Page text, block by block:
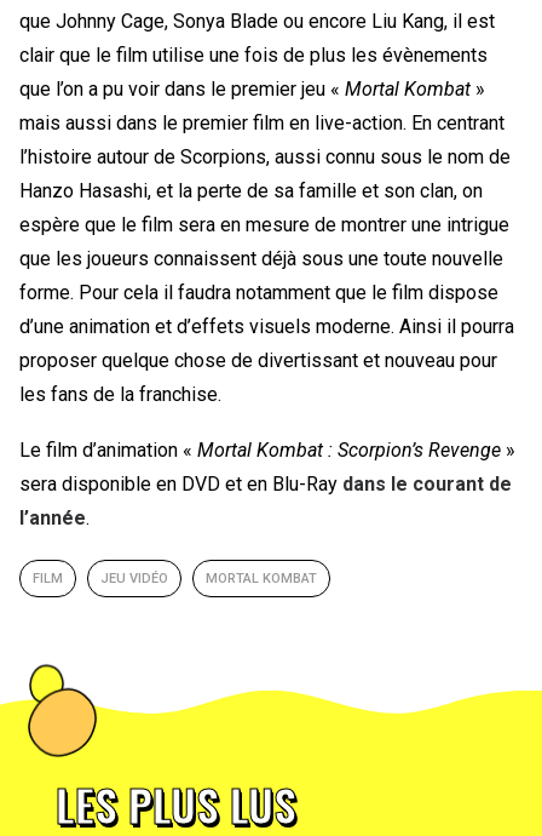
que Johnny Cage, Sonya Blade ou encore Liu Kang, il est
clair que le film utilise une fois de plus les évènements
que l’on a pu voir dans le premier jeu « Mortal Kombat »
mais aussi dans le premier film en live-action. En centrant
l’histoire autour de Scorpions, aussi connu sous le nom de
Hanzo Hasashi, et la perte de sa famille et son clan, on
espère que le film sera en mesure de montrer une intrigue
que les joueurs connaissent déjà sous une toute nouvelle
forme. Pour cela il faudra notamment que le film dispose
d’une animation et d’effets visuels moderne. Ainsi il pourra
proposer quelque chose de divertissant et nouveau pour
les fans de la franchise.
Le film d’animation « Mortal Kombat : Scorpion’s Revenge »
sera disponible en DVD et en Blu-Ray dans le courant de
l’année.
FILM JEU VIDÉO MORTAL KOMBAT
LES PLUS LUS